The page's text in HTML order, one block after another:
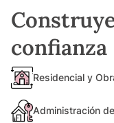
confianza
Residencial y
Administración